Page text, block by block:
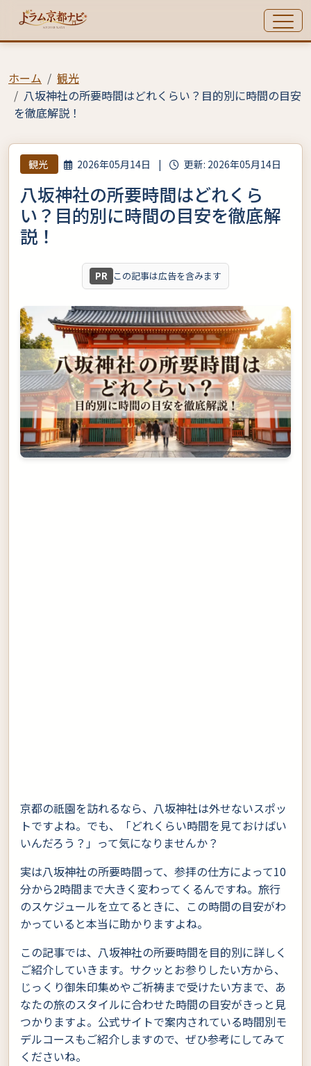
ホーム
観光
八坂神社の所要時間はどれくらい？目的別に時間の目安
を徹底解説！
観光 2026年05月14日 | 更新: 2026年05月14日
八坂神社の所要時間はどれくら
い？目的別に時間の目安を徹底解
説！
PR この記事は広告を含みます
京都の祇園を訪れるなら、八坂神社は外せないスポッ
トですよね。でも、「どれくらい時間を見ておけばい
いんだろう？」って気になりませんか？
実は八坂神社の所要時間って、参拝の仕方によって10
分から2時間まで大きく変わってくるんですね。旅行
のスケジュールを立てるときに、この時間の目安がわ
かっていると本当に助かりますよね。
この記事では、八坂神社の所要時間を目的別に詳しく
ご紹介していきます。サクッとお参りしたい方から、
じっくり御朱印集めやご祈祷まで受けたい方まで、あ
なたの旅のスタイルに合わせた時間の目安がきっと見
つかりますよ。公式サイトで案内されている時間別モ
デルコースもご紹介しますので、ぜひ参考にしてみて
くださいね。